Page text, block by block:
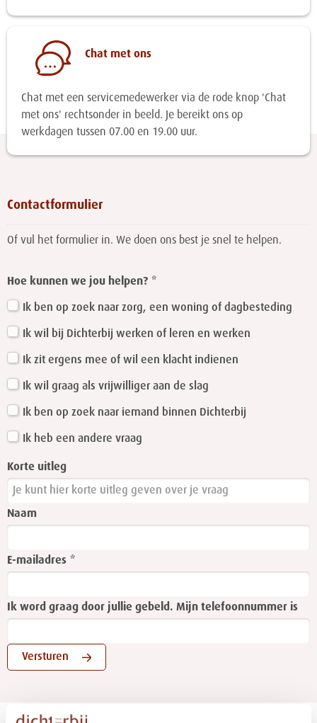
Chat met ons
Chat met een servicemedewerker via de rode knop 'Chat
met ons' rechtsonder in beeld. Je bereikt ons op
werkdagen tussen 07.00 en 19.00 uur.
Contactformulier
Of vul het formulier in. We doen ons best je snel te helpen.
this
blank
Hoe kunnen we jou helpen?
Ik ben op zoek naar zorg, een woning of dagbesteding
Ik wil bij Dichterbij werken of leren en werken
Ik zit ergens mee of wil een klacht indienen
Ik wil graag als vrijwilliger aan de slag
Ik ben op zoek naar iemand binnen Dichterbij
Ik heb een andere vraag
Korte uitleg
Naam
E-mailadres
Ik word graag door jullie gebeld. Mijn telefoonnummer is
Versturen